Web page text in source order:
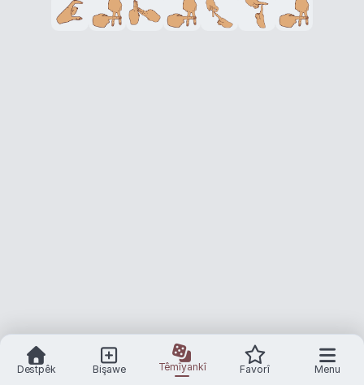
Destpêk Bişawe Têmîyankî Favorî Menu